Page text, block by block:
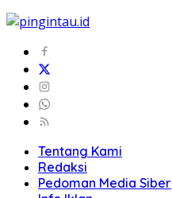
Tentang Kami
Redaksi
Pedoman Media Siber